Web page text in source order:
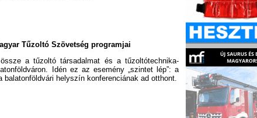
Tűzoltó Szövetség programjai
a tűzoltó társadalmat és a tűzoltótechnika-
Idén ez az esemény „szintet lép”: a
helyszín konferenciának ad otthont.